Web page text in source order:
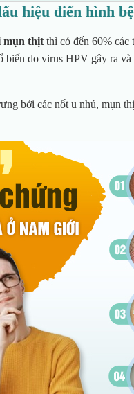
hiệu điển hình
mụn thịtthì có đến 60% các
do virus HPV gây ra
bởi các nốt u nhú, mụn